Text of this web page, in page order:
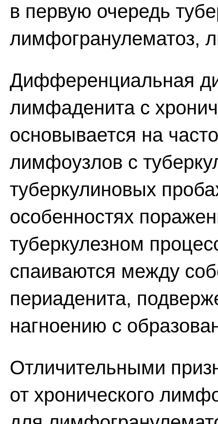
в первую очередь
лимфогранулематоз,
Дифференциальная
лимфаденита с
основывается на
лимфоузлов с
туберкулиновых
особенностях
туберкулезном
спаиваются между
периаденита,
нагноению с
Отличительными
от хронического